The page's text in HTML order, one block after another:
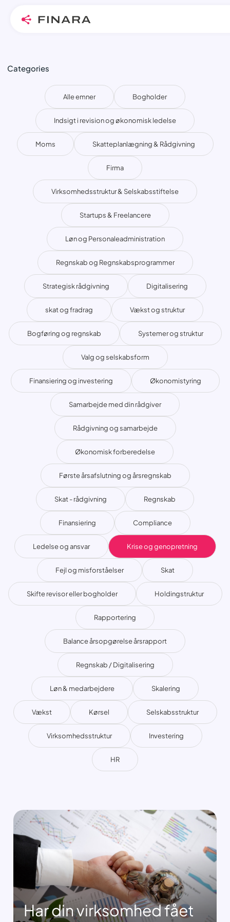
SkipCategories
Alle emner Bogholder
Indsigt i revision og økonomisk ledelse
Moms Skatteplanlægning & Rådgivning
Firma
Virksomhedsstruktur & Selskabsstiftelse
Startups & Freelancere
Løn og Personaleadministration
Regnskab og Regnskabsprogrammer
Strategisk rådgivning Digitalisering
skat og fradrag Vækst og struktur
Bogføring og regnskab Systemer og struktur
Valg og selskabsform
Finansiering og investering Økonomistyring
Samarbejde med din rådgiver
Rådgivning og samarbejde
Økonomisk forberedelse
Første årsafslutning og årsregnskab
Skat - rådgivning Regnskab
Finansiering Compliance
Ledelse og ansvar Krise og genopretning
Fejl og misforståelser Skat
Skifte revisor eller bogholder Holdingstruktur
Rapportering
Balance årsopgørelse årsrapport
Regnskab / Digitalisering
Løn & medarbejdere Skalering
Vækst Kørsel Selskabsstruktur
Virksomhedsstruktur Investering
HR
Har din virksomhed fået